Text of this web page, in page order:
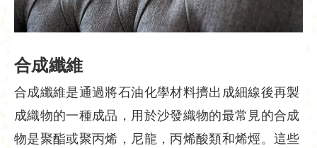
合成纖維
合成纖維是通過將石油化學材料擠出成細線後再製
成織物的一種成品，用於沙發織物的最常見的合成
物是聚酯或聚丙烯，尼龍，丙烯酸類和烯烴。這些